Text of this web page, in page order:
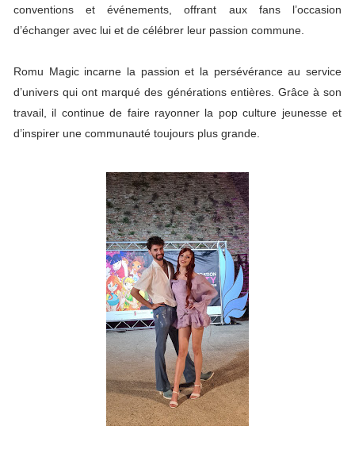
conventions et événements, offrant aux fans l’occasion
d’échanger avec lui et de célébrer leur passion commune.
Romu Magic incarne la passion et la persévérance au service
d’univers qui ont marqué des générations entières. Grâce à son
travail, il continue de faire rayonner la pop culture jeunesse et
d’inspirer une communauté toujours plus grande.